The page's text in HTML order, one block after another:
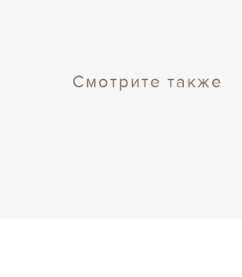
Смотрите также